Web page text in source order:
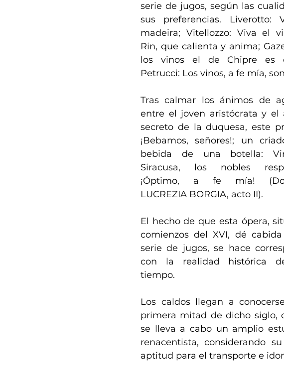
serie de jugos, según las
sus preferencias. Liverotto:
madeira; Vitellozzo: Viva el
Rin, que calienta y anima;
los vinos el de Chipre es
Petrucci: Los vinos, a fe mía,
Tras calmar los ánimos de
entre el joven aristócrata y el
secreto de la duquesa, este
¡Bebamos, señores!; un
bebida de una botella:
Siracusa, los nobles
¡Óptimo, a fe mía!
LUCREZIA BORGIA, acto II).
El hecho de que esta ópera,
comienzos del XVI, dé
serie de jugos, se hace
con la realidad histórica
tiempo.
Los caldos llegan a
primera mitad de dicho siglo,
se lleva a cabo un amplio
renacentista, considerando
aptitud para el transporte e